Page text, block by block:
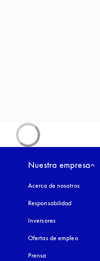
pestaña nueva
pestaña nueva
pestaña nueva
Nuestra empresa
Acerca de nosotros
Responsabilidad
Inversores
Ofertas de empleo
Prensa